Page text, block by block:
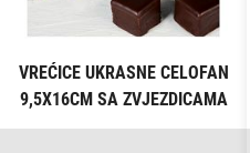
VREĆICE UKRASNE CELOFAN
9,5X16CM SA ZVJEZDICAMA
PK10 HEYDA 20-30892 50